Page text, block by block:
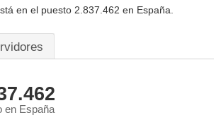
en el puesto 2.837.462 en España.
en España